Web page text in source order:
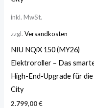
inkl. MwSt.
zzgl.Versandkosten
NIU NQiX 150 (MY26)
Elektroroller – Das
High-End-Upgrade für die
City
2.799,00€